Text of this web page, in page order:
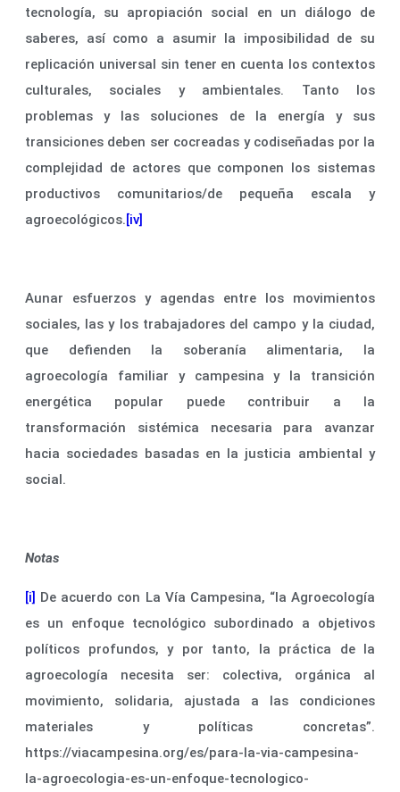
tecnología, su apropiación social en un diálogo de
saberes, así como a asumir la imposibilidad de su
replicación universal sin tener en cuenta los contextos
culturales, sociales y ambientales. Tanto los
problemas y las soluciones de la energía y sus
transiciones deben ser cocreadas y codiseñadas por la
complejidad de actores que componen los sistemas
productivos comunitarios/de pequeña escala y
agroecológicos. [iv]
Aunar esfuerzos y agendas entre los movimientos
sociales, las y los trabajadores del campo y la ciudad,
que defienden la soberanía alimentaria, la
agroecología familiar y campesina y la transición
energética popular puede contribuir a la
transformación sistémica necesaria para avanzar
hacia sociedades basadas en la justicia ambiental y
social.
Notas
[i] De acuerdo con La Vía Campesina, “la Agroecología
es un enfoque tecnológico subordinado a objetivos
políticos profundos, y por tanto, la práctica de la
agroecología necesita ser: colectiva, orgánica al
movimiento, solidaria, ajustada a las condiciones
materiales y políticas concretas”.
https://viacampesina.org/es/para-la-via-campesina-
la-agroecologia-es-un-enfoque-tecnologico-